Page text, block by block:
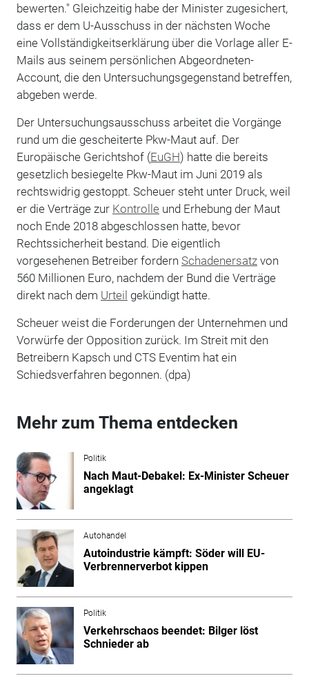
bewerten." Gleichzeitig habe der Minister zugesichert,
dass er dem U-Ausschuss in der nächsten Woche
eine Vollständigkeitserklärung über die Vorlage aller E-
Mails aus seinem persönlichen Abgeordneten-
Account, die den Untersuchungsgegenstand betreffen,
abgeben werde.
Der Untersuchungsausschuss arbeitet die Vorgänge
rund um die gescheiterte Pkw-Maut auf. Der
Europäische Gerichtshof (EuGH) hatte die bereits
gesetzlich besiegelte Pkw-Maut im Juni 2019 als
rechtswidrig gestoppt. Scheuer steht unter Druck, weil
er die Verträge zur Kontrolle und Erhebung der Maut
noch Ende 2018 abgeschlossen hatte, bevor
Rechtssicherheit bestand. Die eigentlich
vorgesehenen Betreiber fordern Schadenersatzvon
560 Millionen Euro, nachdem der Bund die Verträge
direkt nach dem Urteil gekündigt hatte.
Scheuer weist die Forderungen der Unternehmen und
Vorwürfe der Opposition zurück. Im Streit mit den
Betreibern Kapsch und CTS Eventim hat ein
Schiedsverfahren begonnen. (dpa)
Mehr zum Thema entdecken
Politik
Nach Maut-Debakel: Ex-Minister Scheuer
angeklagt
Autohandel
Autoindustrie kämpft: Söder will EU-
Verbrennerverbot kippen
Politik
Verkehrschaos beendet: Bilger löst
Schnieder ab